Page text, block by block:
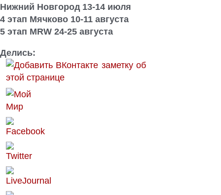
Нижний Новгород 13-14 июля
4 этап Мячково 10-11 августа
5 этап MRW 24-25 августа
Делись: